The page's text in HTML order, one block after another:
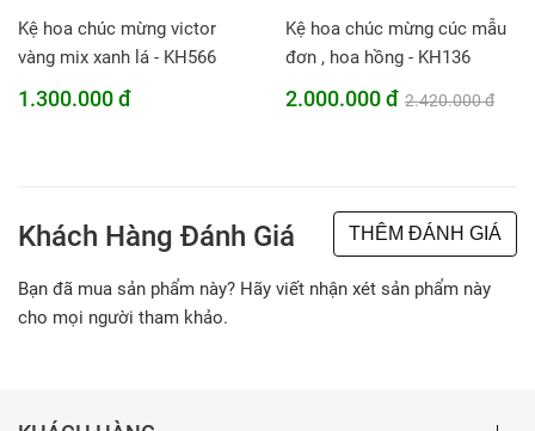
Kệ hoa chúc mừng victor
vàng mix xanh lá - KH566
1.300.000 đ
Kệ hoa chúc mừng cúc mẫu
đơn , hoa hồng - KH136
2.000.000 đ 2.420.000 đ
Khách Hàng Đánh Giá THÊM ĐÁNH GIÁ
Bạn đã mua sản phẩm này? Hãy viết nhận xét sản phẩm này
cho mọi người tham khảo.